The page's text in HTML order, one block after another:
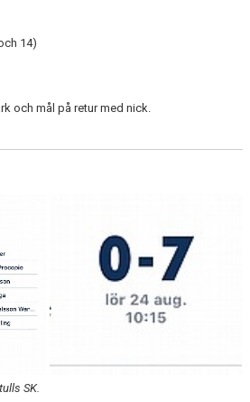
14)
och mål på retur med nick.
SK.